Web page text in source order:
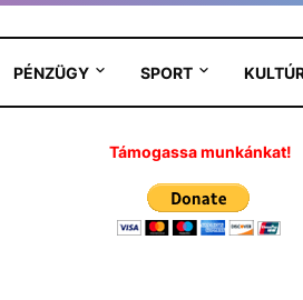
PÉNZÜGY SPORT
Támogassa munkánkat!